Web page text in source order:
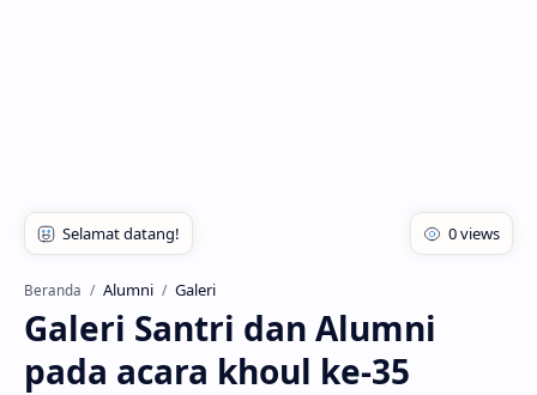
Beranda Alumni Galeri
Galeri Santri dan Alumni
pada acara khoul ke-35